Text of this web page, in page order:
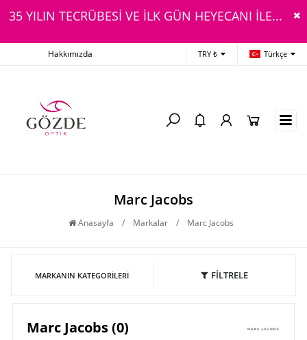
35 YILIN TECRÜBESİ VE İLK GÜN HEYECANI İLE...
Hakkımızda TRY ₺ Türkçe
Marc Jacobs
Anasayfa / Markalar / Marc Jacobs
MARKANIN KATEGORILERI FİLTRELE
Marc Jacobs (0)